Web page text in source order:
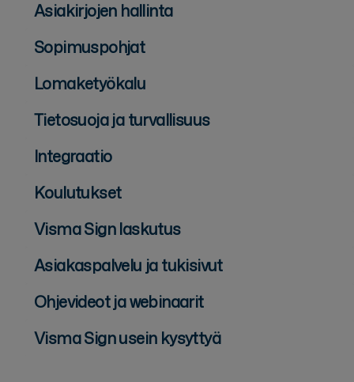
Asiakirjojen hallinta
Sopimuspohjat
Lomaketyökalu
Tietosuoja ja turvallisuus
Integraatio
Koulutukset
Visma Sign laskutus
Asiakaspalvelu ja tukisivut
Ohjevideot ja webinaarit
Visma Sign usein kysyttyä